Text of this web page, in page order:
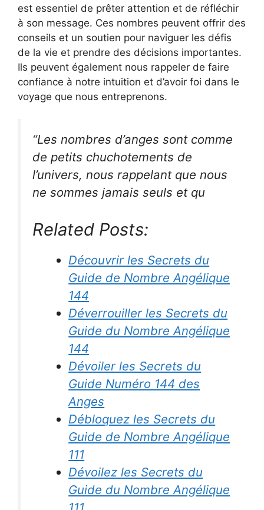
est essentiel de prêter attention et de réfléchir
à son message. Ces nombres peuvent offrir des
conseils et un soutien pour naviguer les défis
de la vie et prendre des décisions importantes.
Ils peuvent également nous rappeler de faire
confiance à notre intuition et d’avoir foi dans le
voyage que nous entreprenons.
“Les nombres d’anges sont comme
de petits chuchotements de
l’univers, nous rappelant que nous
ne sommes jamais seuls et qu
Related Posts:
Découvrir les Secrets du
Guide de Nombre Angélique
144
Déverrouiller les Secrets du
Guide du Nombre Angélique
144
Dévoiler les Secrets du
Guide Numéro 144 des
Anges
Débloquez les Secrets du
Guide de Nombre Angélique
111
Dévoilez les Secrets du
Guide du Nombre Angélique